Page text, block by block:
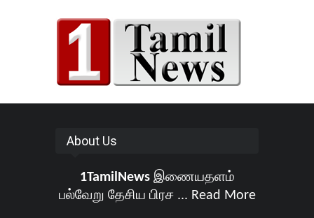
About Us
1TamilNewsஇணையதளம்
பல்வேறு தேசிய பிரச ... Read More